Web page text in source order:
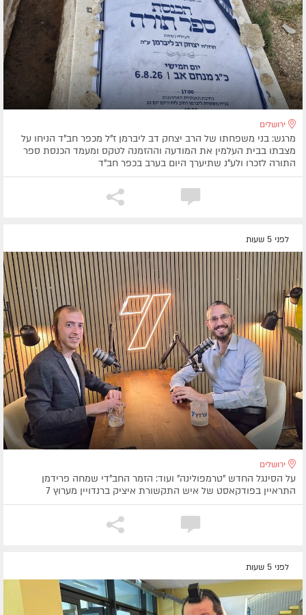
ירושלים
מרגש: בני משפחתו של הרב יצחק דב ליברמן ז"ל מכפר חב"ד הניחו על
מצבתו בבית העלמין את המודעה וההזמנה לטקס ומעמד הכנסת ספר
התורה לזכרו ולע"נ שתיערך היום בערב בכפר חב"ד
לפני 5 שעות
ירושלים
על הסינגל החדש "טרמפולינה" ועוד: הזמר החב"די שמחה פרידמן
התראיין בפודקאסט של איש התקשורת איציק ברנדויין מערוץ 7
לפני 5 שעות